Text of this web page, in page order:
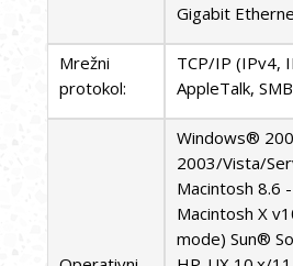
Gigabit
Mrežni
protokol:
TCP/IP (IPv4,
AppleTalk, SMB
Windows®
2003/Vista/
Macintosh 8.6
Macintosh X
mode) Sun®